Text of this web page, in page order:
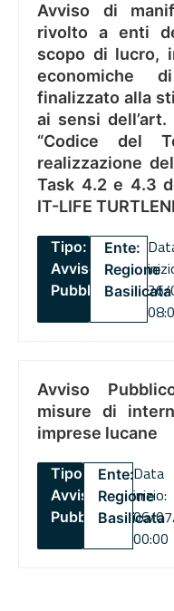
Avviso di
rivolto a enti
scopo di lucro,
economiche
finalizzato alla
ai sensi
“Codice del
realizzazione
Task 4.2 e 4.3
IT-LIFE
Tipo:
Avviso
Pubblico
Ente:
Regione
Basilicata
26/
Avviso
misure di
imprese lucane
Tipo:
Avviso
Pubblico
Ente:
Regione
Basilicata
Data
inizio:
06/
00:00